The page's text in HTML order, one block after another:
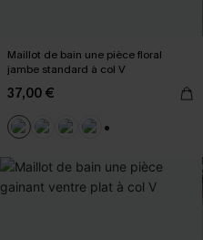
Maillot de bain une pièce floral
jambe standard à col V
37,00 €